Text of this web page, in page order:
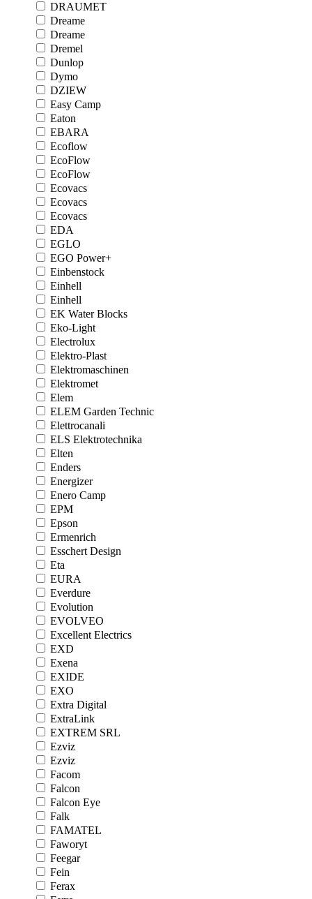
DRAUMET
Dreame
Dreame
Dremel
Dunlop
Dymo
DZIEW
Easy Camp
Eaton
EBARA
Ecoflow
EcoFlow
EcoFlow
Ecovacs
Ecovacs
Ecovacs
EDA
EGLO
EGO Power+
Einbenstock
Einhell
Einhell
EK Water Blocks
Eko-Light
Electrolux
Elektro-Plast
Elektromaschinen
Elektromet
Elem
ELEM Garden Technic
Elettrocanali
ELS Elektrotechnika
Elten
Enders
Energizer
Enero Camp
EPM
Epson
Ermenrich
Esschert Design
Eta
EURA
Everdure
Evolution
EVOLVEO
Excellent Electrics
EXD
Exena
EXIDE
EXO
Extra Digital
ExtraLink
EXTREM SRL
Ezviz
Ezviz
Facom
Falcon
Falcon Eye
Falk
FAMATEL
Faworyt
Feegar
Fein
Ferax